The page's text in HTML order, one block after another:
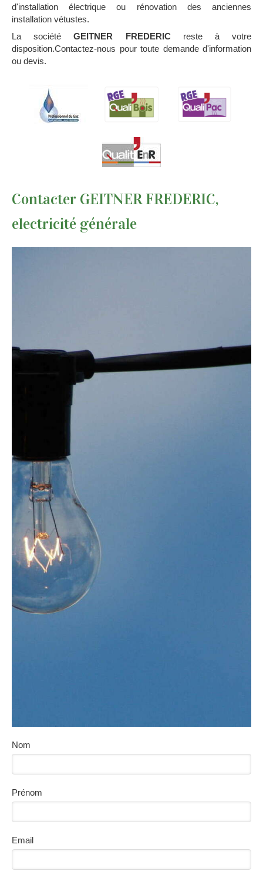
d'installation électrique ou rénovation des anciennes
installation vétustes.
La sociétéGEITNER FREDERICreste à votre
disposition.Contactez-nous pour toute demande d'information
ou devis.
Contacter GEITNER FREDERIC,
electricité générale
Nom
Prénom
Email